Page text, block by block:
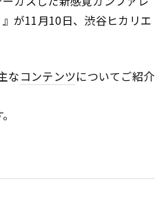
』が11月10日、渋谷ヒカリエ
なコンテンツについてご紹介